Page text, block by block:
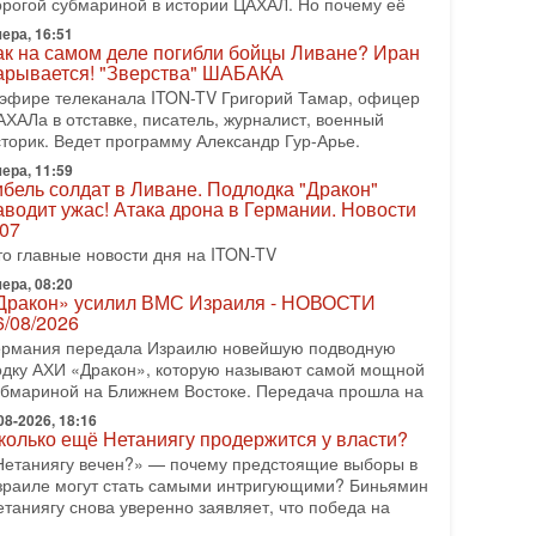
2026, 17:50
голос» Израиля: кто заберет его на этот
русскоязычных репатриантов не раз кардинально
политический ландшафт Израиля. Достаточно
взлет партии «Исраэль ба-алия», когда
2026, 17:00
закрытых дверей: о чём на самом деле
Трамп и Нетаньяху?
визит премьер-министра Израиля Биньямина
в США и его встреча с Дональдом Трампом
больше вопросов, чем ответов. Полная
07-2026, 15:18
готовит покушение на Нетаниягу! Трамп не
эскалации, но КСИР готовит взрыв!
телеканала ITON-TV СЕРГЕЙ МИГДАЛЬ,
по вопросам безопасности, офицер запаса
управления полиции Израиля, автор
07-2026, 09:02
за разоружение ХАМАСа - НОВОСТИ
07/2026
президент США Дональд Трамп заявил о
16:51
на самом деле погибли бойцы Ливане? Иран
"Зверства" ШАБАКА
телеканала ITON-TV Григорий Тамар, офицер
в отставке, писатель, журналист, военный
Ведет программу Александр Гур-Арье.
11:59
солдат в Ливане. Подлодка "Дракон"
ужас! Атака дрона в Германии. Новости
главные новости дня на ITON-TV
08:20
усилил ВМС Израиля - НОВОСТИ
08/2026
передала Израилю новейшую подводную
АХИ «Дракон», которую называют самой мощной
на Ближнем Востоке. Передача прошла на
2026, 18:16
ещё Нетаниягу продержится у власти?
вечен?» — почему предстоящие выборы в
могут стать самыми интригующими? Биньямин
снова уверенно заявляет, что победа на